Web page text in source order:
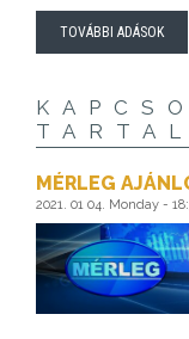
TOVÁBBI ADÁSOK
MÉRLEG
2021. 01 04. Monday -